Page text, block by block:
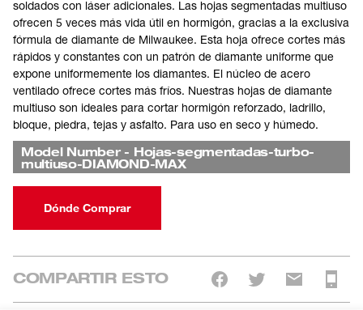
soldados con láser adicionales. Las hojas segmentadas multiuso
ofrecen 5 veces más vida útil en hormigón, gracias a la exclusiva
fórmula de diamante de Milwaukee. Esta hoja ofrece cortes más
rápidos y constantes con un patrón de diamante uniforme que
expone uniformemente los diamantes. El núcleo de acero
ventilado ofrece cortes más fríos. Nuestras hojas de diamante
multiuso son ideales para cortar hormigón reforzado, ladrillo,
bloque, piedra, tejas y asfalto. Para uso en seco y húmedo.
Model Number- Hojas-segmentadas-turbo-
multiuso-DIAMOND-MAX
Dónde Comprar
COMPARTIR ESTO